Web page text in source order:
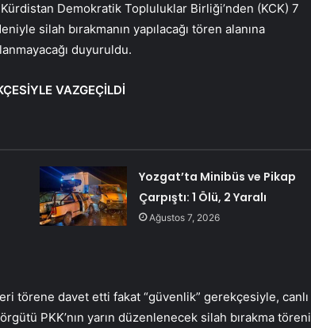
Demokratik Topluluklar Birliği’nden (KCK) 7
silah bırakmanın yapılacağı tören alanına
duyuruldu.
VAZGEÇİLDİ
Yozgat’ta Minibüs ve Pikap
Çarpıştı: 1 Ölü, 2 Yaralı
Ağustos 7, 2026
törene davet etti fakat “güvenlik” gerekçesiyle, canlı
PKK’nın yarın düzenlenecek silah bırakma töreni